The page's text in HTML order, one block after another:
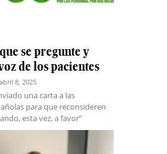
se pregunte y
de los pacientes
abril 8, 2025
una carta a las
para que reconsideren
esta vez, a favor”